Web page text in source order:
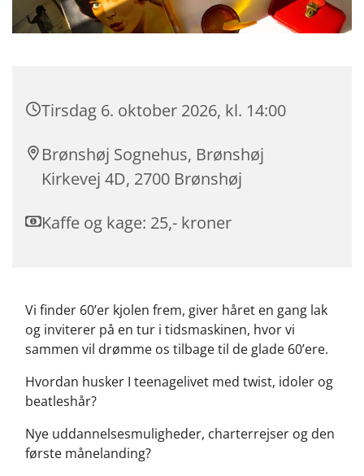
Tirsdag 6. oktober 2026, kl. 14:00
Brønshøj Sognehus, Brønshøj
Kirkevej 4D, 2700 Brønshøj
Kaffe og kage: 25,- kroner
Vi finder 60’er kjolen frem, giver håret en gang lak
og inviterer på en tur i tidsmaskinen, hvor vi
sammen vil drømme os tilbage til de glade 60’ere.
Hvordan husker I teenagelivet med twist, idoler og
beatleshår?
Nye uddannelsesmuligheder, charterrejser og den
første månelanding?